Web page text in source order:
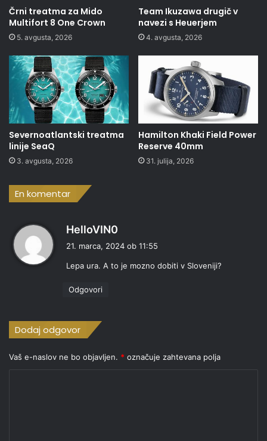
Črni treatma za Mido
Multifort 8 One Crown
5. avgusta, 2026
Team Ikuzawa drugič v
navezi s Heuerjem
4. avgusta, 2026
Severnoatlantski treatma
linije SeaQ
3. avgusta, 2026
Hamilton Khaki Field Power
Reserve 40mm
31. julija, 2026
En komentar
HelloVIN0
v
21. marca, 2024 ob 11:55
Lepa ura. A to je mozno dobiti v Sloveniji?
Odgovori
Dodaj odgovor
Vaš e-naslov ne bo objavljen. * označuje zahtevana polja